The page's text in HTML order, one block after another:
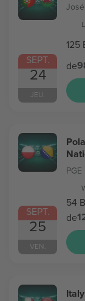
SEPT.
24
JEU.
125
de
SEPT.
25
VEN.
54
de